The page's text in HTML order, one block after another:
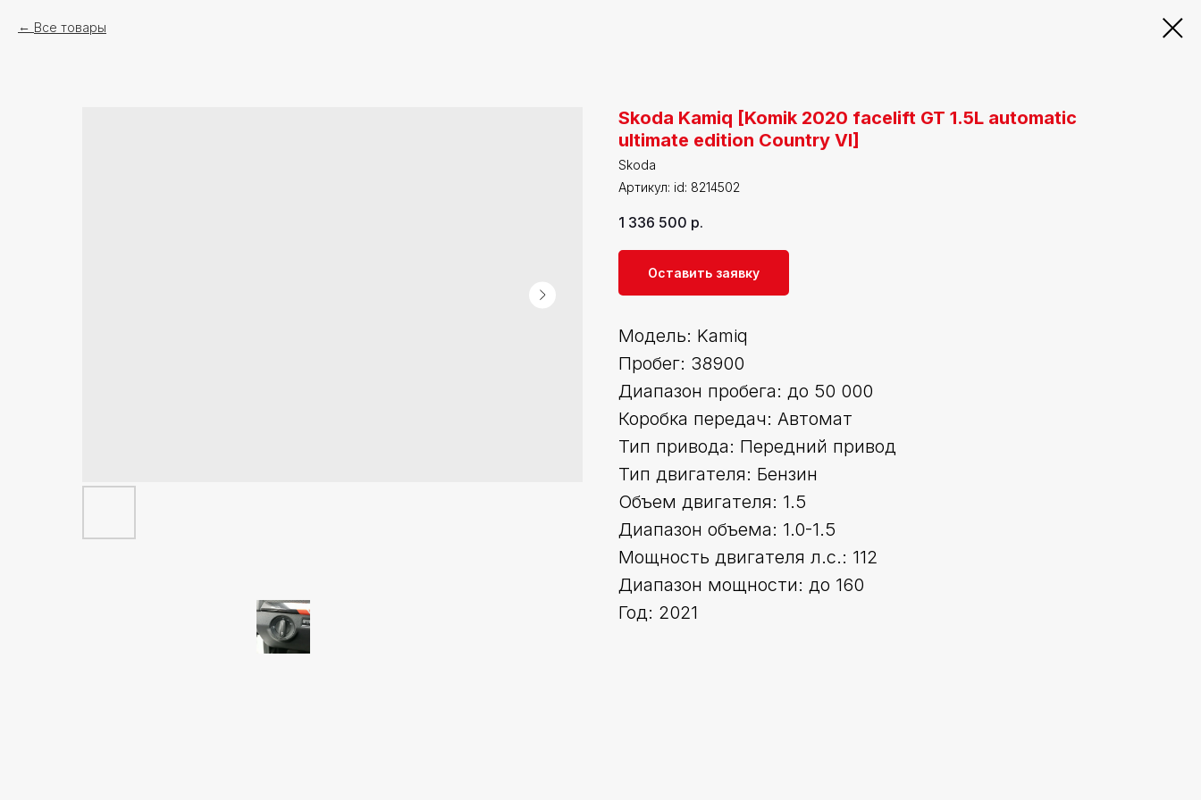
Все товары
Skoda Kamiq [Komik 2020 facelift GT 1.5L automatic
ultimate edition Country VI]
Skoda
Артикул: id: 8214502
1 336 500 р.
Оставить заявку
Модель: Kamiq
Пробег: 38900
Диапазон пробега: до 50 000
Коробка передач: Автомат
Тип привода: Передний привод
Тип двигателя: Бензин
Объем двигателя: 1.5
Диапазон объема: 1.0-1.5
Мощность двигателя л.с.: 112
Диапазон мощности: до 160
Год: 2021